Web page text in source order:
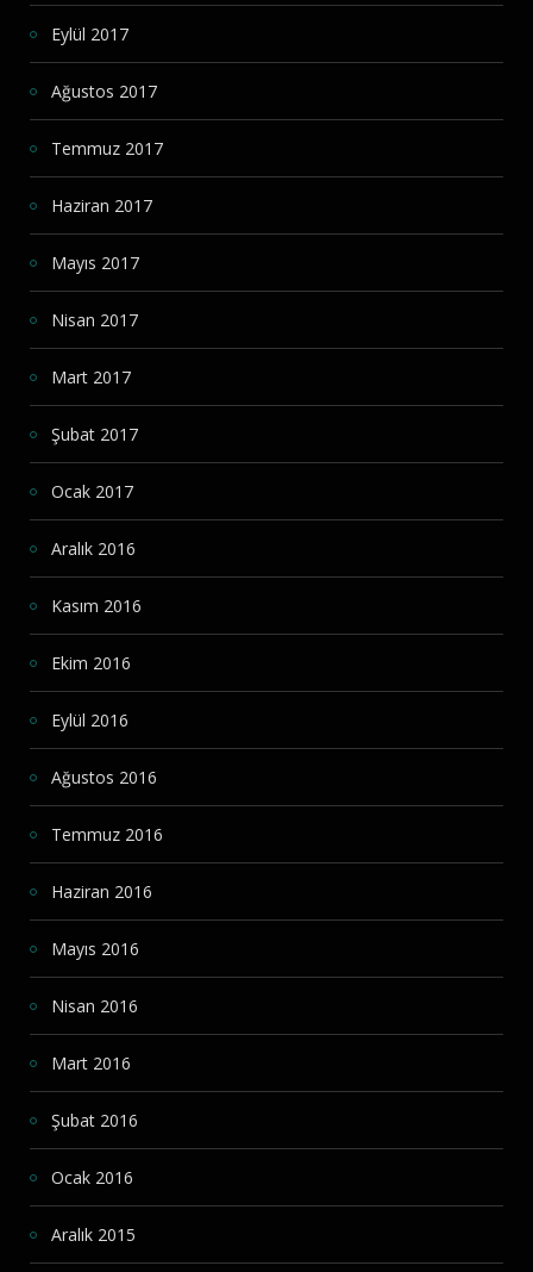
Eylül 2017
Ağustos 2017
Temmuz 2017
Haziran 2017
Mayıs 2017
Nisan 2017
Mart 2017
Şubat 2017
Ocak 2017
Aralık 2016
Kasım 2016
Ekim 2016
Eylül 2016
Ağustos 2016
Temmuz 2016
Haziran 2016
Mayıs 2016
Nisan 2016
Mart 2016
Şubat 2016
Ocak 2016
Aralık 2015